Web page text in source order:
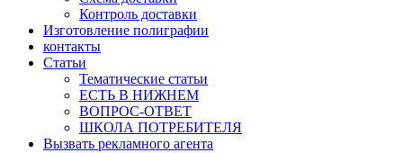
Контроль доставки
Изготовление полиграфии
контакты
Статьи
Тематические статьи
ЕСТЬ В НИЖНЕМ
ВОПРОС-ОТВЕТ
ШКОЛА ПОТРЕБИТЕЛЯ
Вызвать рекламного агента